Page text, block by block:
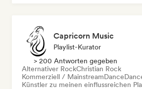
Capricorn Music
Playlist-Kurator
> 200 Antworten gegeben
Alternativer RockChristian Rock
Kommerziell / MainstreamDance
Künstler zu meinen einflussreichen